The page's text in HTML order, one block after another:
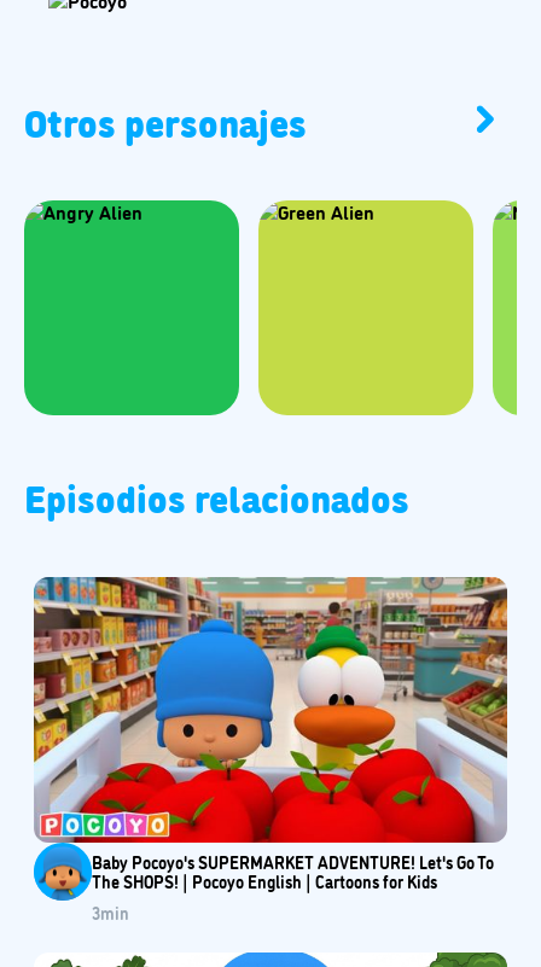
Otros personajes
Episodios relacionados
Baby Pocoyo's SUPERMARKET ADVENTURE! Let's Go To
The SHOPS! | Pocoyo English | Cartoons for Kids
3min